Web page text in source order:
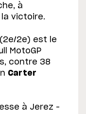
à
victoire.
(2e/2e) est le
MotoGP
contre 38
Carter
à Jerez –